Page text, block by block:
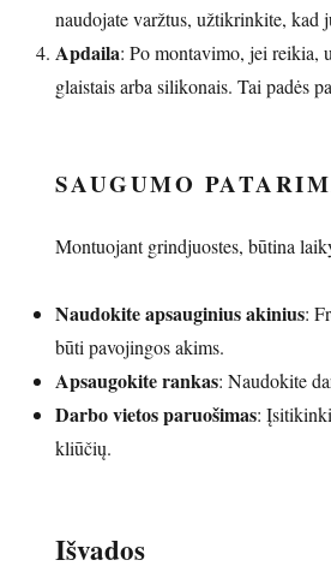
naudojate varžtus, užtikrinkite, kad
Apdaila: Po montavimo, jei reikia,
glaistais arba silikonais. Tai padės
SAUGUMO
Montuojant grindjuostes, būtina
Naudokite apsauginius akinius:
būti pavojingos akims.
Apsaugokite rankas: Naudokite
Darbo vietos paruošimas:
kliūčių.
Išvados